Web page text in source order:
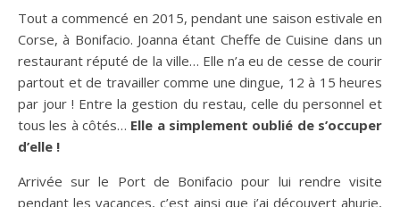
Tout a commencé en 2015, pendant une saison estivale en
Corse, à Bonifacio. Joanna étant Cheffe de Cuisine dans un
restaurant réputé de la ville… Elle n’a eu de cesse de courir
partout et de travailler comme une dingue, 12 à 15 heures
par jour ! Entre la gestion du restau, celle du personnel et
tous les à côtés… Elle a simplement oublié de s’occuper
d’elle !
Arrivée sur le Port de Bonifacio pour lui rendre visite
pendant les vacances, c’est ainsi que j’ai découvert ahurie,